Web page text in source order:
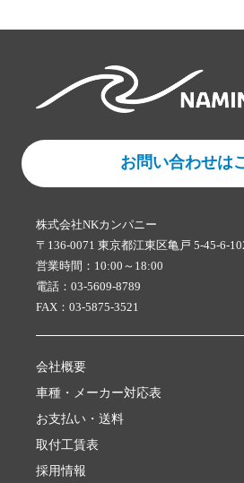
お問い合わせは
株式会社NKカンパニー
〒136-0071 東京都江東区亀戸 5-45-6-
営業時間：10:00～18:00
電話：03-5609-8789
FAX：03-5875-3521
会社概要
車種・メーカー対応表
お支払い・送料
取付工賃表
採用情報